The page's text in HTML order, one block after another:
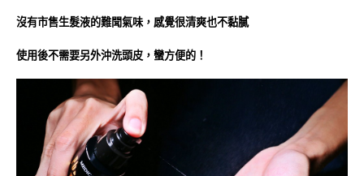
沒有市售生髮液的難聞氣味，感覺很清爽也不黏膩
使用後不需要另外沖洗頭皮，蠻方便的！